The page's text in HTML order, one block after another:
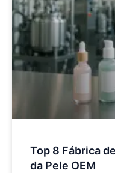
Top 8 Fábrica
da Pele OEM